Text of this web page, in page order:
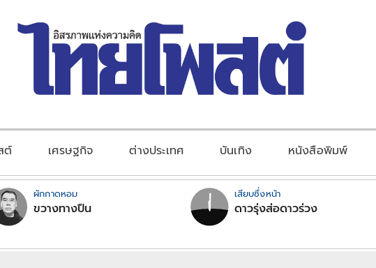
ต์ เศรษฐกิจ ต่างประเทศ บันเทิง หนังสือพิมพ์
ผักกาดหอม
ขวางทางปืน
เสียบซึ่งหน้า
ดาวรุ่งส่อดาวร่วง